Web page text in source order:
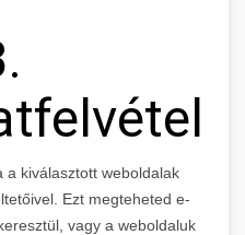
a kiválasztott weboldalak
Ezt megteheted e-
vagy a weboldaluk